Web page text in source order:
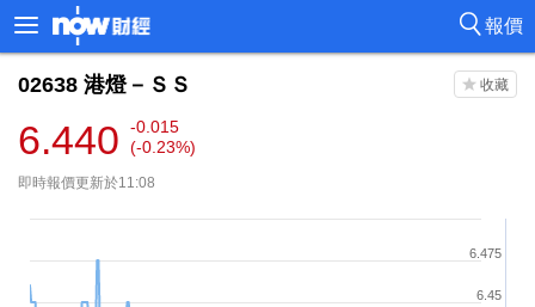
報價
02638 港燈－ＳＳ
6.440
-0.015
(-0.23%)
即時報價更新於11:08